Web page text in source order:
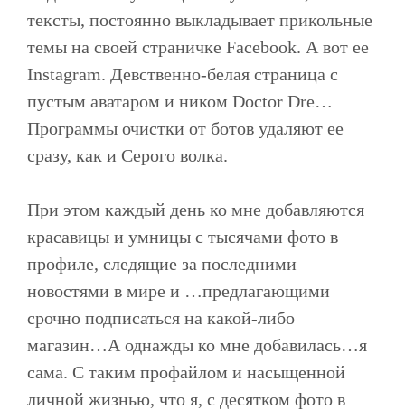
Отзывы
Контакты
тексты, постоянно выкладывает прикольные
темы на своей страничке Facebook. А вот ее
Instagram. Девственно-белая страница с
пустым аватаром и ником Doctor Dre…
Программы очистки от ботов удаляют ее
сразу, как и Серого волка.
При этом каждый день ко мне добавляются
красавицы и умницы с тысячами фото в
профиле, следящие за последними
новостями в мире и …предлагающими
срочно подписаться на какой-либо
магазин…А однажды ко мне добавилась…я
сама. С таким профайлом и насыщенной
личной жизнью, что я, с десятком фото в